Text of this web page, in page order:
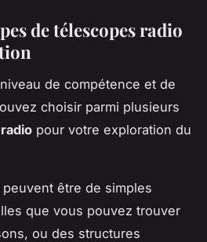
de télescopes radio
de compétence et de
choisir parmi plusieurs
pour votre exploration du
être de simples
que vous pouvez trouver
ou des structures